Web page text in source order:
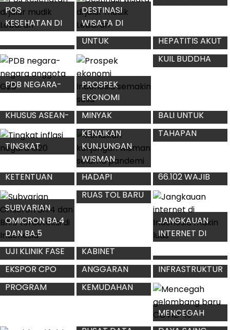
LAYANAN
PENUKARAN
UANG TUNAI
JABODETABEK
SELAMA
RAMADHAN
MUDIK DENGAN
KETENTUAN
PEMBAYARAN
THR 2022
MEKANISME
KONSULTASI
DAN
PENGADUAN
LEWAT POSKO
THR 2022
KEBIJAKAN
PEMBERIAN THR
CARA KLAIM
SERTIFIKAT
VAKSINASI
COVID-19 LUAR
NEGERI
OPERASI
KETUPAT PADA
MASA MUDIK
LEBARAN 2022
IMUNITAS
MASYARAKAT
MENJELANG
POS
JALUR MUDIK
LEBARAN
DESTINASI
WISATA DI
JALUR MUDIK
LEBARAN
PASOKAN
ENERGI SAAT
LEBARAN
ATURAN HALAL
BIHALAL 2022
PERBAIKAN
KENYAMANAN
MUDIK
TATA LAKSANA
PENANGANAN
HEPATITIS AKUT
MISTERIUS
PADA ANAK
PDB NEGARA-
NEGARA
PROSPEK
EKONOMI
KUIL BUDDHA
TERNAMA DI
DUNIA
AMERIKA
GORENG
GPDRR 2022:
TUJUH
REKOMENDASI
BALI UNTUK
RESILIENSI